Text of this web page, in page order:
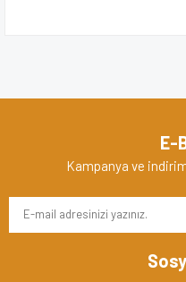
E-
Kampanya ve